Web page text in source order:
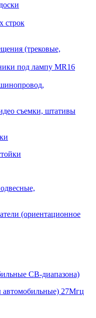
строк
(трековые,
под лампу MR16
съемки, штативы
(ориентационное
СВ-диапазона)
27Мгц